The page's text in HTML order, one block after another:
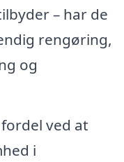
– har de
rengøring,
og
ved at
i